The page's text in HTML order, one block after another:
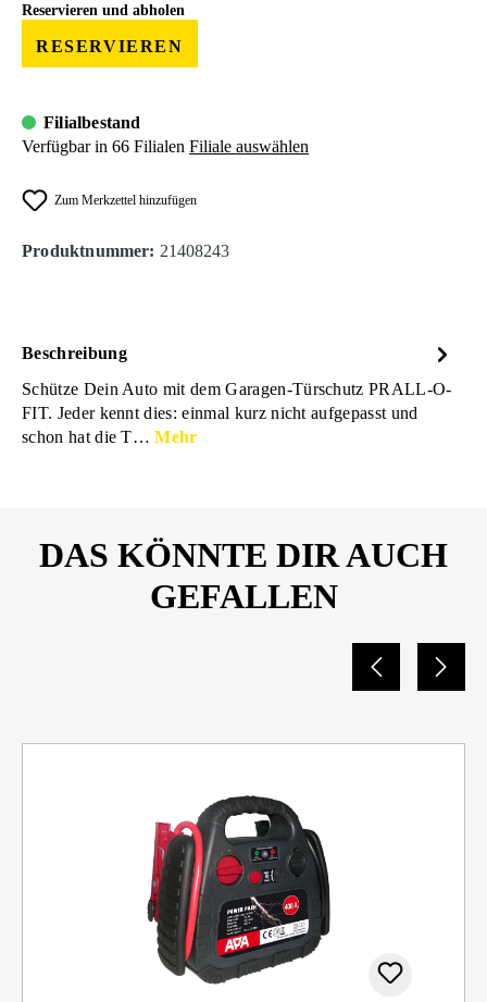
Reservieren und abholen
RESERVIEREN
Filialbestand
Verfügbar in 66 Filialen Filiale auswählen
Zum Merkzettel hinzufügen
Produktnummer: 21408243
Beschreibung
Schütze Dein Auto mit dem Garagen-Türschutz PRALL-O-
FIT. Jeder kennt dies: einmal kurz nicht aufgepasst und
schon hat die T…Mehr
DAS KÖNNTE DIR AUCH
GEFALLEN